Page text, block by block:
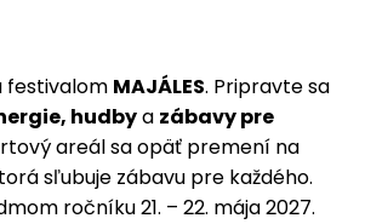
festivalom MAJÁLES. Pripravte sa
hudbya zábavy pre
areál sa opäť premení na
sľubuje zábavu pre každého.
ročníku 21. – 22. mája 2027.